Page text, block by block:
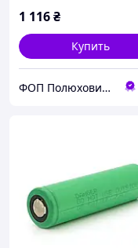
1 116₴
Купить
ФОП Полюхович Л.Г.